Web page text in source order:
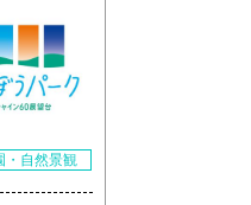
・自然景観